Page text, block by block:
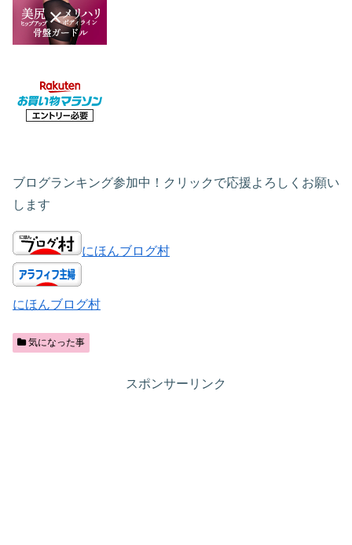
ブログランキング参加中！クリックで応援よろしくお願い
します
にほんブログ村
にほんブログ村
気になった事
スポンサーリンク